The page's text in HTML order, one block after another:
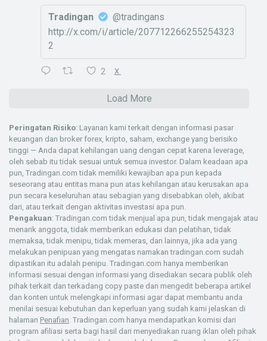
Tradingan
@tradingans
http://x.com/i/article/207712266255254323
2
2 X
Load More
Peringatan Risiko: Layanan kami terkait dengan informasi pasar
keuangan dan broker forex, kripto, saham, exchange yang berisiko
tinggi — Anda dapat kehilangan uang dengan cepat karena leverage,
oleh sebab itu tidak sesuai untuk semua investor. Dalam keadaan apa
pun, Tradingan.com tidak memiliki kewajiban apa pun kepada
seseorang atau entitas mana pun atas kehilangan atau kerusakan apa
pun secara keseluruhan atau sebagian yang disebabkan oleh, akibat
dari, atau terkait dengan aktivitas investasi apa pun.
Pengakuan: Tradingan.com tidak menjual apa pun, tidak mengajak atau
menarik anggota, tidak memberikan edukasi dan pelatihan, tidak
memaksa, tidak menipu, tidak memeras, dan lainnya, jika ada yang
melakukan penipuan yang mengatas namakan tradingan.com sudah
dipastikan itu adalah penipu. Tradingan.com hanya memberikan
informasi sesuai dengan informasi yang disediakan secara publik oleh
pihak terkait dan terkadang copy paste dan mengedit beberapa artikel
dan konten untuk melengkapi informasi agar dapat membantu anda
menilai sesuai kebutuhan dan keperluan yang sudah kami jelaskan di
halaman Penafian . Tradingan.com hanya mendapatkan komisi dari
program afiliasi serta bagi hasil dari menyediakan ruang iklan oleh pihak